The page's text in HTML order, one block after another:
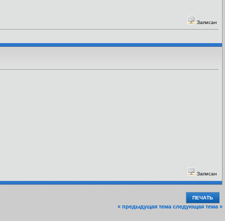
Записан
Записан
ПЕЧАТЬ
« предыдущая тема следующая тема »